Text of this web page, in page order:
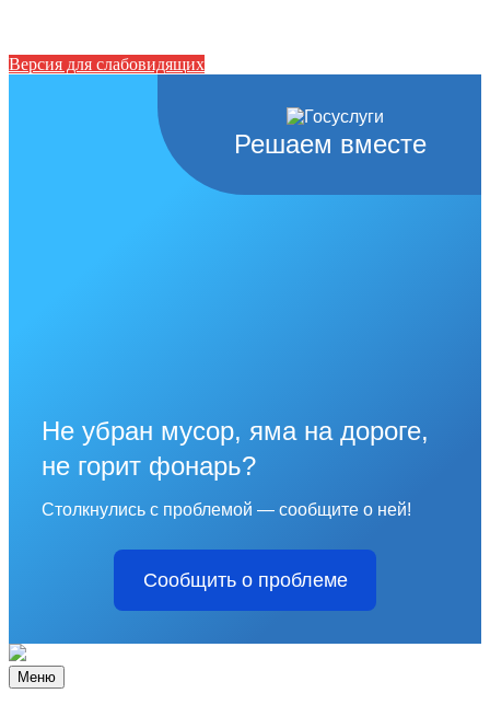
Версия для слабовидящих
Решаем вместе
Не убран мусор, яма на дороге,
не горит фонарь?
Столкнулись с проблемой — сообщите о ней!
Сообщить о проблеме
Меню